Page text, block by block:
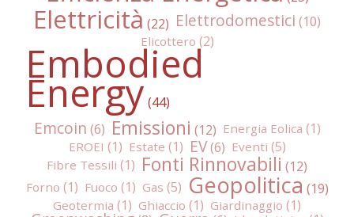
Elettricità
Elettrodomestici
Elicottero
Embodied
Energy
Emcoin Emissioni
Energia Eolica
EROEI
Estate EV
Eventi
Fibre Tessili
Fonti Rinnovabili
Forno Fuoco Gas Geopolitica
Geotermia Ghiaccio Giardinaggio